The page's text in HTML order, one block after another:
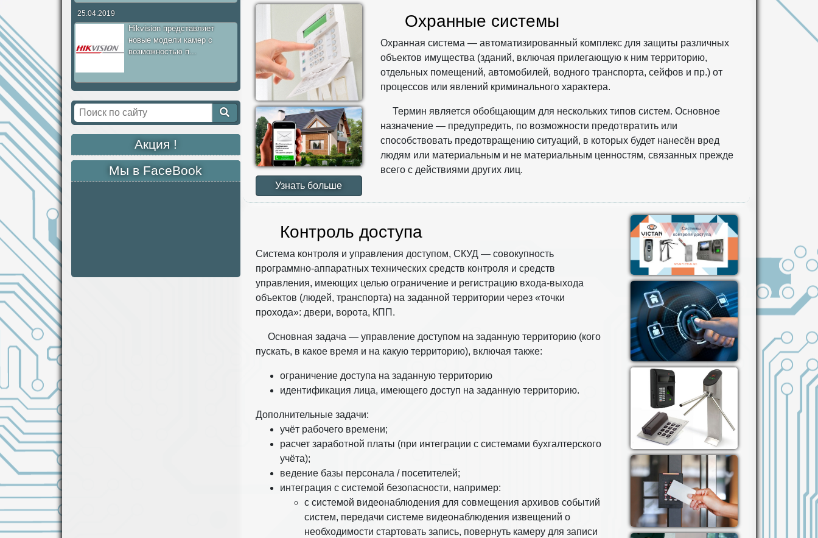
25.04.2019
Hikvision представляет
новые модели камер с
возможностью п...
Акция !
Мы в FaceBook
Узнать больше
Охранные системы
Охранная система — автоматизированный комплекс для защиты различных
объектов имущества (зданий, включая прилегающую к ним территорию,
отдельных помещений, автомобилей, водного транспорта, сейфов и пр.) от
процессов или явлений криминального характера.
Термин является обобщающим для нескольких типов систем. Основное
назначение — предупредить, по возможности предотвратить или
способствовать предотвращению ситуаций, в которых будет нанесён вред
людям или материальным и не материальным ценностям, связанных прежде
всего с действиями других лиц.
Контроль доступа
Система контроля и управления доступом, СКУД — совокупность
программно-аппаратных технических средств контроля и средств
управления, имеющих целью ограничение и регистрацию входа-выхода
объектов (людей, транспорта) на заданной территории через «точки
прохода»: двери, ворота, КПП.
Основная задача — управление доступом на заданную территорию (кого
пускать, в какое время и на какую территорию), включая также:
ограничение доступа на заданную территорию
идентификация лица, имеющего доступ на заданную территорию.
Дополнительные задачи:
учёт рабочего времени;
расчет заработной платы (при интеграции с системами бухгалтерского
учёта);
ведение базы персонала / посетителей;
интеграция с системой безопасности, например:
с системой видеонаблюдения для совмещения архивов событий
систем, передачи системе видеонаблюдения извещений о
необходимости стартовать запись, повернуть камеру для записи